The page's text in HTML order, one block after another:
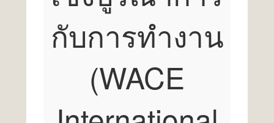
กับการทำงาน
(WACE